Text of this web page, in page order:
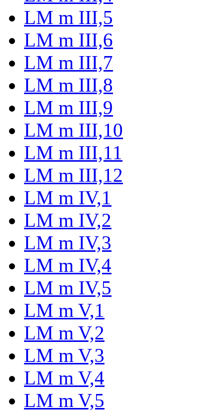
LM m III,5
LM m III,6
LM m III,7
LM m III,8
LM m III,9
LM m III,10
LM m III,11
LM m III,12
LM m IV,1
LM m IV,2
LM m IV,3
LM m IV,4
LM m IV,5
LM m V,1
LM m V,2
LM m V,3
LM m V,4
LM m V,5